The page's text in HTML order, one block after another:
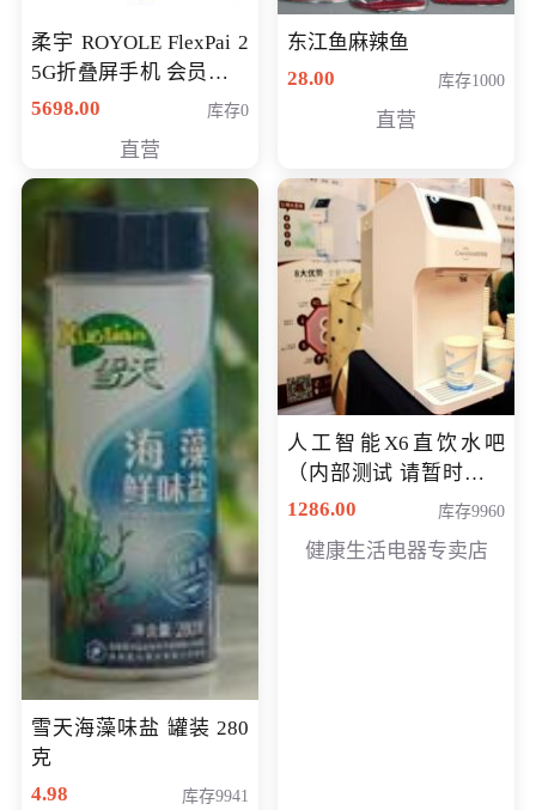
柔宇 ROYOLE FlexPai 2
5G折叠屏手机 会员专享
购买价格 4998元
5698.00 库存0
直营
东江鱼麻辣鱼
28.00
库存1000
直营
雪天海藻味盐 罐装 280
克
4.98
库存9941
人工智能X6直饮水吧
（内部测试 请暂时不要
购买）
1286.00 库存9960
健康生活电器专卖店